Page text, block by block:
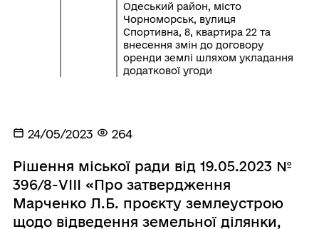
Одеський район, місто
Чорноморськ, вулиця
Спортивна, 8, квартира 22 та
внесення змін до договору
оренди землі шляхом укладання
додаткової угоди
24/05/2023 264
Рішення міської ради від 19.05.2023 №
396/8-VIII «Про затвердження
Марченко Л.Б. проєкту землеустрою
щодо відведення земельної ділянки,